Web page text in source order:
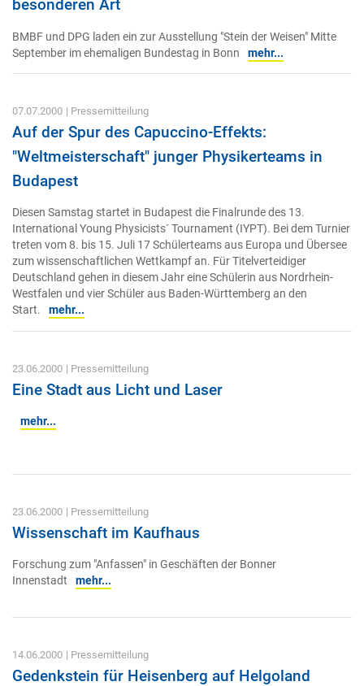
besonderen Art
BMBF und DPG laden ein zur Ausstellung "Stein der Weisen" Mitte
September im ehemaligen Bundestag in Bonn
mehr...
07.07.2000 | Pressemitteilung
Auf der Spur des Capuccino-Effekts:
"Weltmeisterschaft" junger Physikerteams in
Budapest
Diesen Samstag startet in Budapest die Finalrunde des 13.
International Young Physicists´ Tournament (IYPT). Bei dem Turnier
treten vom 8. bis 15. Juli 17 Schülerteams aus Europa und Übersee
zum wissenschaftlichen Wettkampf an. Für Titelverteidiger
Deutschland gehen in diesem Jahr eine Schülerin aus Nordrhein-
Westfalen und vier Schüler aus Baden-Württemberg an den
Start.
mehr...
23.06.2000 | Pressemitteilung
Eine Stadt aus Licht und Laser
mehr...
23.06.2000 | Pressemitteilung
Wissenschaft im Kaufhaus
Forschung zum "Anfassen" in Geschäften der Bonner
Innenstadt
mehr...
14.06.2000 | Pressemitteilung
Gedenkstein für Heisenberg auf Helgoland